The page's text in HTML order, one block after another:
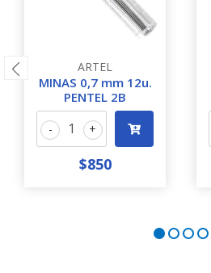
ARTEL
MINAS 0,7 mm 12u.
PENTEL 2B
+
-
$850